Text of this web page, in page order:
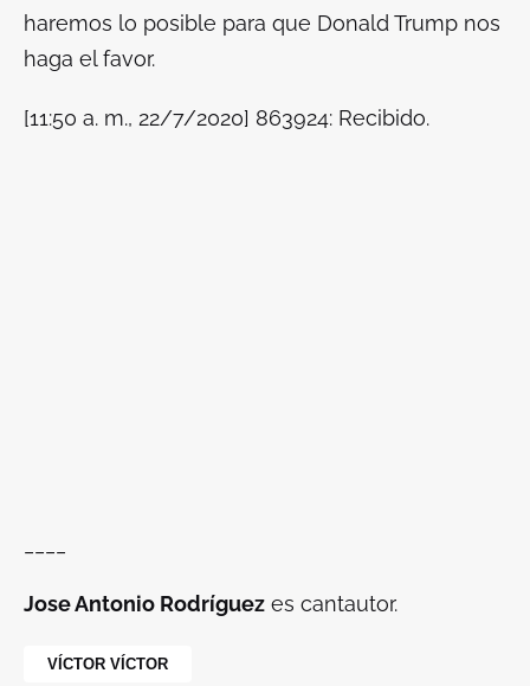
haremos lo posible para que Donald Trump nos
haga el favor.
[11:50 a. m., 22/7/2020] 863924: Recibido.
Jose Antonio Rodríguez es cantautor.
VÍCTOR VÍCTOR